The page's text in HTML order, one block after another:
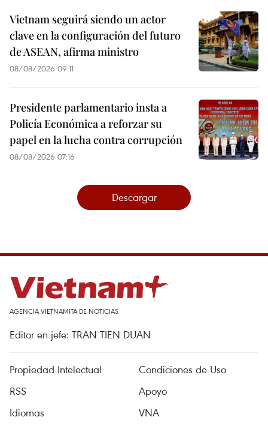
Vietnam seguirá siendo un actor
clave en la configuración del futuro
de ASEAN, afirma ministro
08/08/2026 09:11
Presidente parlamentario insta a
Policía Económica a reforzar su
papel en la lucha contra corrupción
08/08/2026 07:16
Descargar
AGENCIA VIETNAMITA DE NOTICIAS
Editor en jefe: TRAN TIEN DUAN
Propiedad Intelectual
Condiciones de Uso
RSS
Apoyo
Idiomas
VNA